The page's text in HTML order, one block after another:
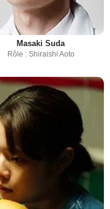
Masaki Suda
Rôle : Shiraishi Aoto